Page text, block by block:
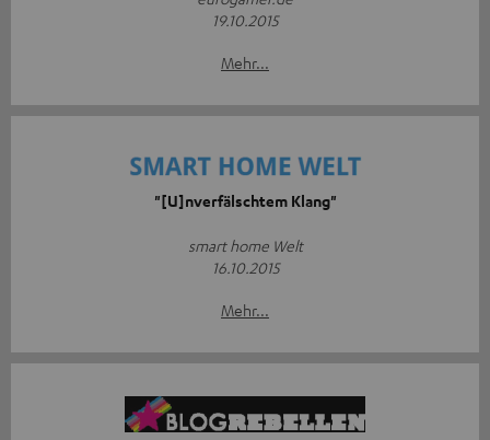
19.10.2015
Mehr...
"[U]nverfälschtem Klang"
smart home Welt
16.10.2015
Mehr...